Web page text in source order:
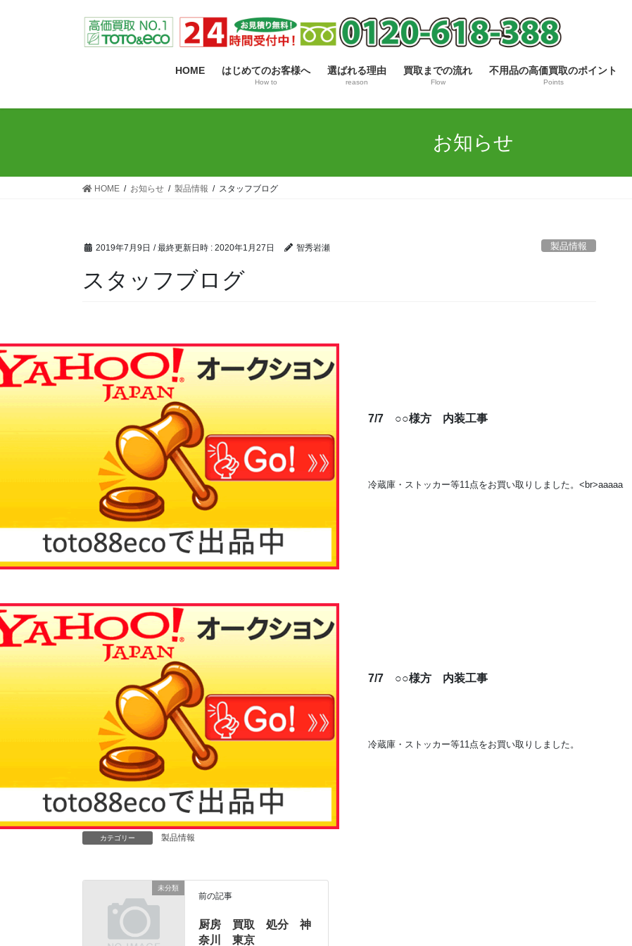
ス
ン
HOME はじめてのお客様へ
How to
選ばれる理由
reason
買取までの流れ
Flow
不用品の高価買取のポイント
Points
お知らせ
HOME お知らせ 製品情報 スタッフブログ
2019年7月9日 / 最終更新日時 : 2020年1月27日 智秀岩瀬 製品情報
スタッフブログ
7/7 ○○様方 内装工事
冷蔵庫・ストッカー等11点をお買い取りしました。<br>aaaaa
7/7 ○○様方 内装工事
冷蔵庫・ストッカー等11点をお買い取りしました。
カテゴリー 製品情報
未分類
前の記事
厨房 買取 処分 神
奈川 東京